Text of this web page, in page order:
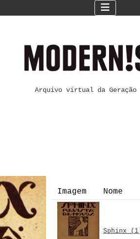
Arquivo virtual da Geração
Imagem Nome
Sphinx